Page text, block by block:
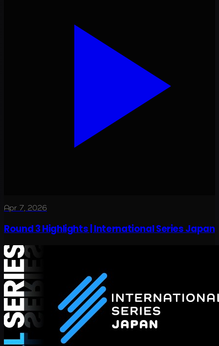
Apr 7, 2026
Round 3 Highlights | International Series Japan